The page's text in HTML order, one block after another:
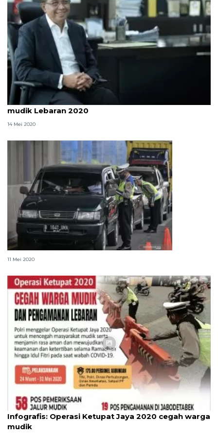
Rektor Universitas Syiah Kuala larang pegawai
mudik Lebaran 2020
14 Mei 2020
Pemerintah tegaskan lagi larangan mudik
11 Mei 2020
Infografik
Infografis: Operasi Ketupat Jaya 2020 cegah warga
mudik